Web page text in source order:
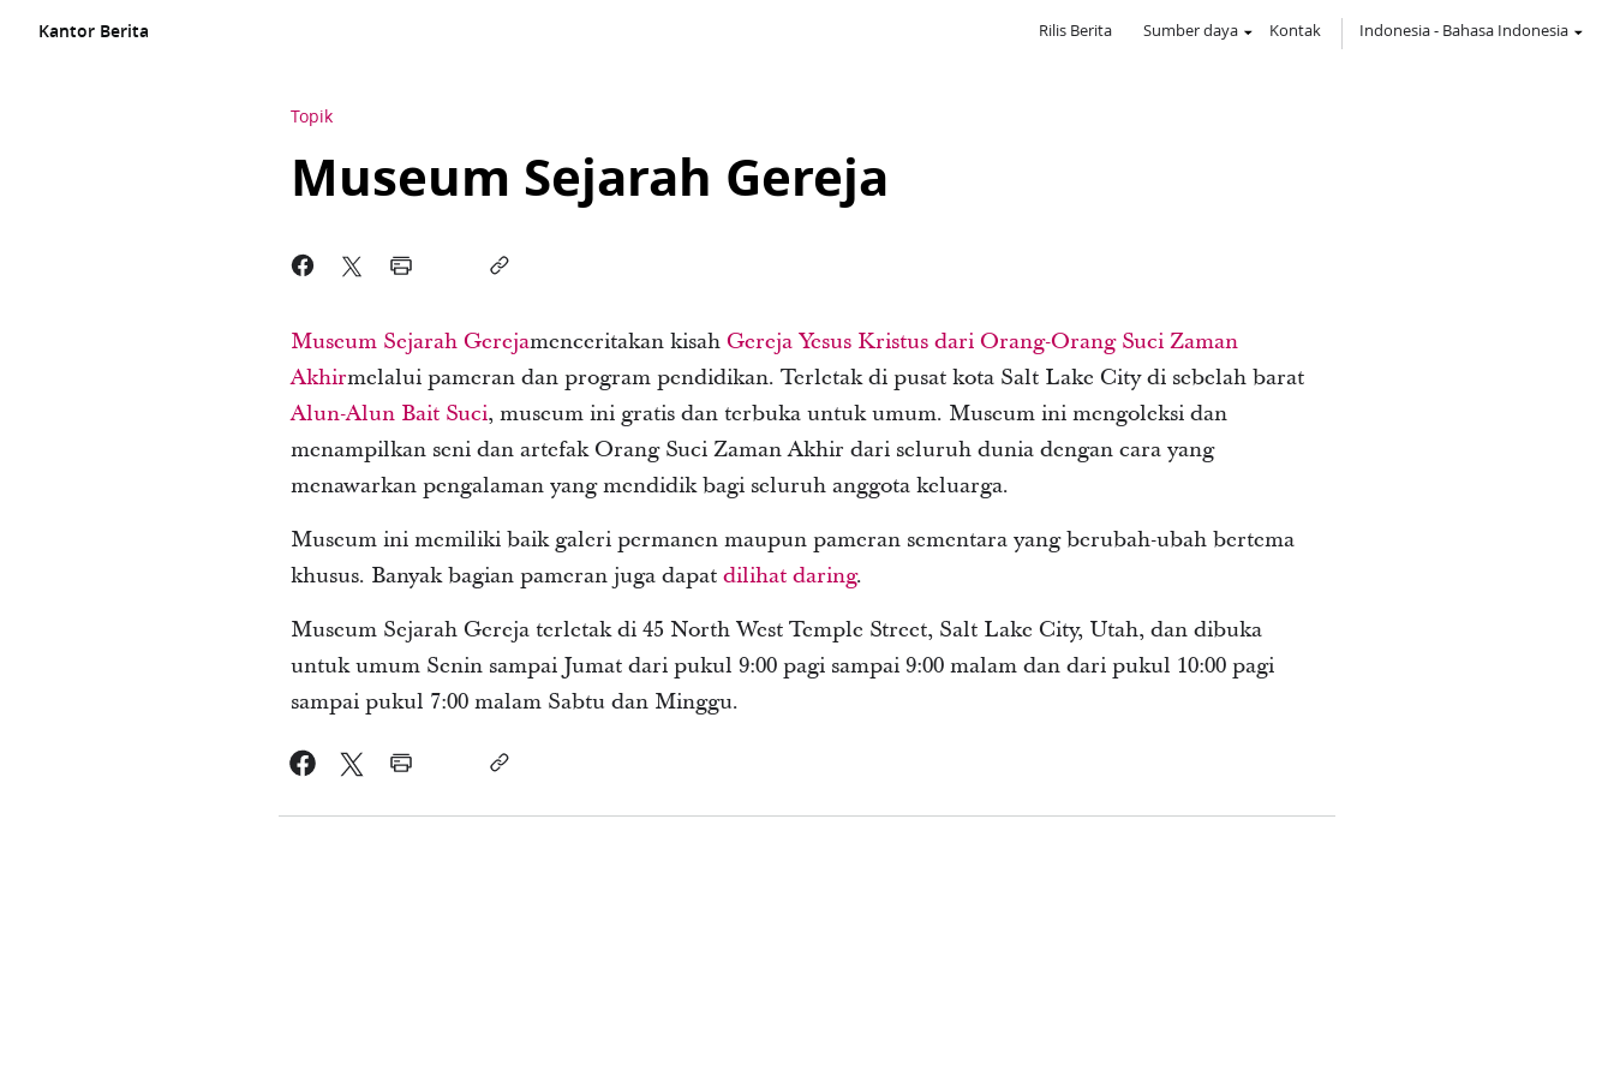
Kantor Berita Rilis Berita Sumber daya Kontak Indonesia- Bahasa Indonesia
Topik
Museum Sejarah Gereja
Museum Sejarah Gerejamenceritakan kisah Gereja Yesus Kristus dari Orang-Orang Suci Zaman
Akhirmelalui pameran dan program pendidikan. Terletak di pusat kota Salt Lake City di sebelah barat
Alun-Alun Bait Suci, museum ini gratis dan terbuka untuk umum. Museum ini mengoleksi dan
menampilkan seni dan artefak Orang Suci Zaman Akhir dari seluruh dunia dengan cara yang
menawarkan pengalaman yang mendidik bagi seluruh anggota keluarga.
Museum ini memiliki baik galeri permanen maupun pameran sementara yang berubah-ubah bertema
khusus. Banyak bagian pameran juga dapat dilihat daring.
Museum Sejarah Gereja terletak di 45 North West Temple Street, Salt Lake City, Utah, dan dibuka
untuk umum Senin sampai Jumat dari pukul 9:00 pagi sampai 9:00 malam dan dari pukul 10:00 pagi
sampai pukul 7:00 malam Sabtu dan Minggu.